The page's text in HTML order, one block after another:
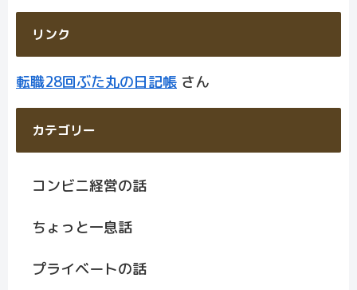
リンク
転職28回ぶた丸の日記帳 さん
カテゴリー
コンビニ経営の話
ちょっと一息話
プライベートの話